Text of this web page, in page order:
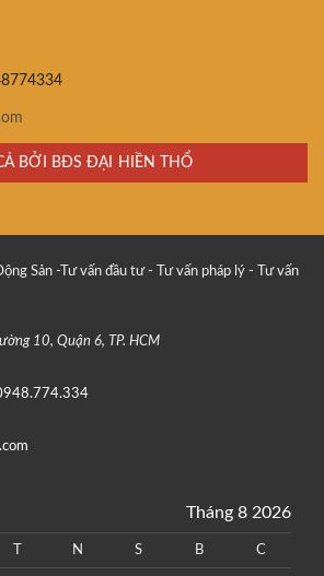
CẢ BỞI BĐS ĐẠI HIỀN THỔ
Sản -Tư vấn đầu tư - Tư vấn pháp lý - Tư vấn
10, Quận 6, TP. HCM
Tháng 8 2026
N S B C